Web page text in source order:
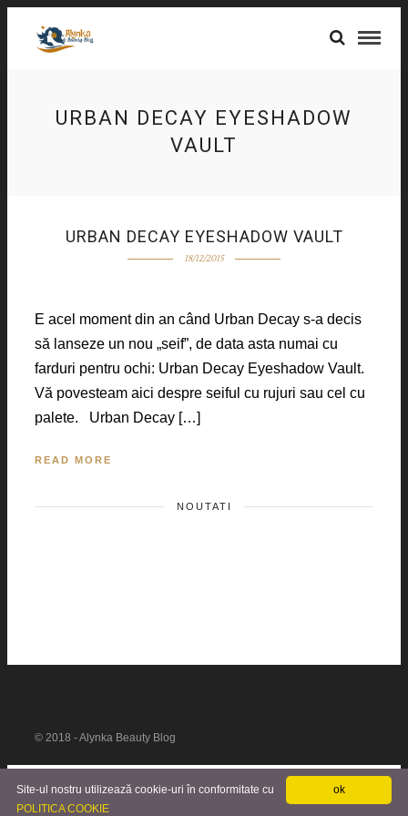
URBAN DECAY EYESHADOW
VAULT
URBAN DECAY EYESHADOW VAULT
18/12/2015
E acel moment din an când Urban Decay s-a decis
să lanseze un nou „seif”, de data asta numai cu
farduri pentru ochi: Urban Decay Eyeshadow Vault.
Vă povesteam aici despre seiful cu rujuri sau cel cu
palete. Urban Decay […]
READ MORE
NOUTATI
© 2018 - Alynka Beauty Blog
ok
Site-ul nostru utilizează cookie-uri în conformitate cu
POLITICA COOKIE